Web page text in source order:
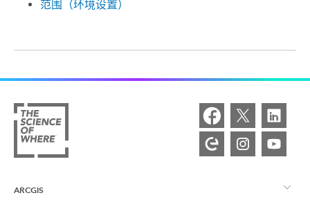
范围（环境设置）
ARCGIS